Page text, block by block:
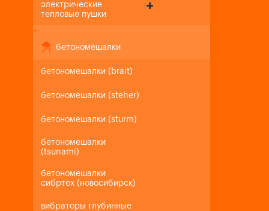
электрические
тепловые пушки
+-
бетономешалки
бетономешалки (brait)
бетономешалки (steher)
бетономешалки (sturm)
бетономешалки
(tsunami)
бетономешалки
сибртех (новосибирск)
вибраторы глубинные